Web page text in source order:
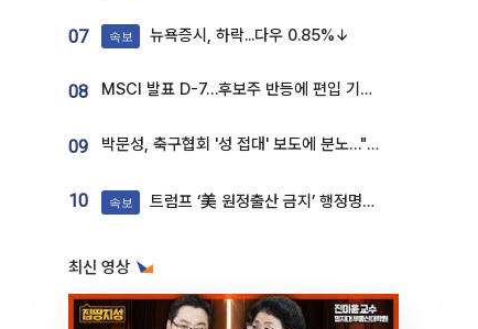
07 속보 뉴욕증시, 하락...다우 0.85%↓
08 MSCI 발표 D-7…후보주 반등에 편입 기대 재점화
09 박문성, 축구협회 '성 접대' 보도에 분노…"다 말아먹으려고 작정했나"
10 속보 트럼프 ‘美 원정출산 금지’ 행정명령 서명
최신 영상